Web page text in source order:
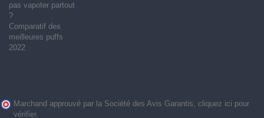
pas vapoter partout
?
Comparatif des
meilleures puffs
2022
Marchand approuvé par la Société des Avis Garantis, cliquez ici pour
vérifier.